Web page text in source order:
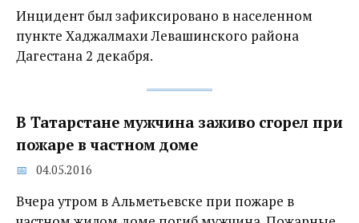
Инцидент был зафиксировано в населенном
пункте Хаджалмахи Левашинского района
Дагестана 2 декабря.
В Татарстане мужчина заживо сгорел при
пожаре в частном доме
04.05.2016
Вчера утром в Альметьевске при пожаре в